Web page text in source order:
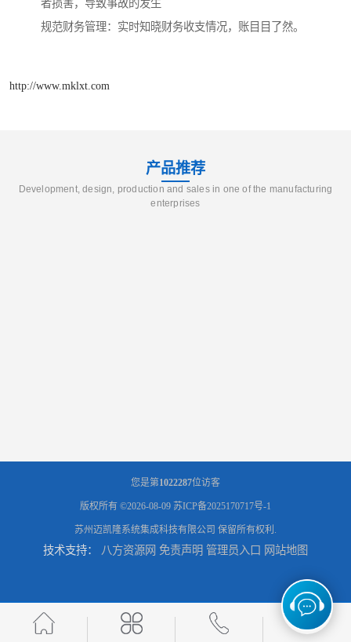
者损害，导致事故的发生
规范财务管理：实时知晓财务收支情况，账目目了然。
http://www.mklxt.com
产品推荐
Development, design, production and sales in one of the manufacturing
enterprises
您是第1022287位访客
版权所有 ©2026-08-09 苏ICP备2025170717号-1
苏州迈凯隆系统集成科技有限公司 保留所有权利.
技术支持： 八方资源网 免责声明 管理员入口 网站地图